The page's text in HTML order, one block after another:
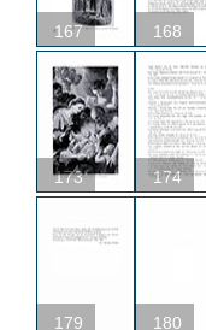
167 168
173 174
179 180